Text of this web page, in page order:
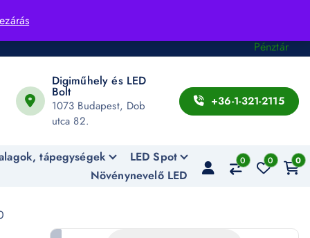
Pénztár
Digiműhely és LED
Bolt
1073 Budapest, Dob
utca 82.
+36-1-321-2115
tápegységek
LED Spot
Növénynevelő LED
0 0 0